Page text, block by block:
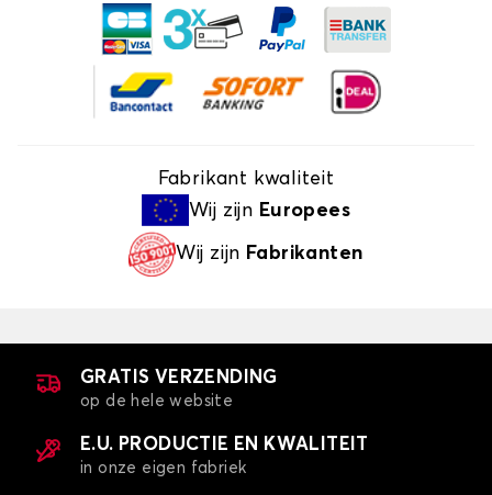
Fabrikant kwaliteit
Wij zijn Europees
Wij zijn Fabrikanten
GRATIS VERZENDING
op de hele website
E.U. PRODUCTIE EN KWALITEIT
in onze eigen fabriek